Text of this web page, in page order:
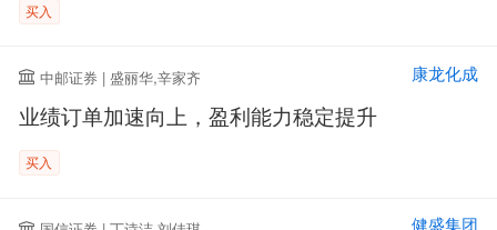
买入
中邮证券 | 盛丽华,辛家齐 康龙化成
业绩订单加速向上，盈利能力稳定提升
买入
健盛集团